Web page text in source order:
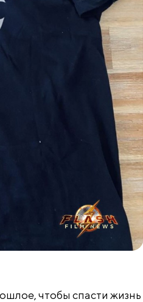
чтобы спасти жизнь